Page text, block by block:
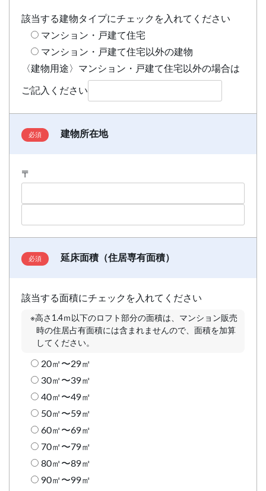
該当する建物タイプにチェックを入れてください
マンション・戸建て住宅
マンション・戸建て住宅以外の建物
〈建物用途〉マンション・戸建て住宅以外の場合は
ご記入ください
建物所在地
〒
延床面積（住居専有面積）
該当する面積にチェックを入れてください
※高さ1.4ｍ以下のロフト部分の面積は、マンション販売
時の住居占有面積には含まれませんので、面積を加算
してください。
20㎡〜29㎡
30㎡〜39㎡
40㎡〜49㎡
50㎡〜59㎡
60㎡〜69㎡
70㎡〜79㎡
80㎡〜89㎡
90㎡〜99㎡